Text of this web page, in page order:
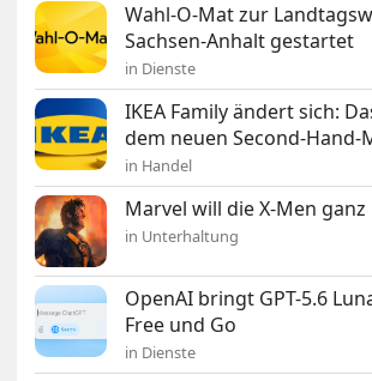
Wahl-O-Mat zur
Sachsen-Anhalt gestartet
in Dienste
IKEA Family ändert sich:
dem neuen Second-Hand-
in Handel
Marvel will die X-Men
in Unterhaltung
OpenAI bringt GPT-5.6
Free und Go
in Dienste